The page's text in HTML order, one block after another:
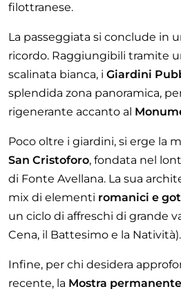
filottranese.
La passeggiata si conclude in
ricordo. Raggiungibili tramite
scalinata bianca, i Giardini
splendida zona panoramica,
rigenerante accanto al
Poco oltre i giardini, si erge la
San Cristoforo, fondata nel
di Fonte Avellana. La sua
mix di elementi romanici e
un ciclo di affreschi di grande
Cena, il Battesimo e la Natività).
Infine, per chi desidera
recente, la Mostra